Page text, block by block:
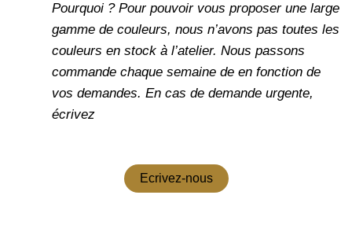
Pourquoi ? Pour pouvoir vous proposer une large
gamme de couleurs, nous n’avons pas toutes les
couleurs en stock à l’atelier. Nous passons
commande chaque semaine de en fonction de
vos demandes. En cas de demande urgente,
écrivez
Ecrivez-nous